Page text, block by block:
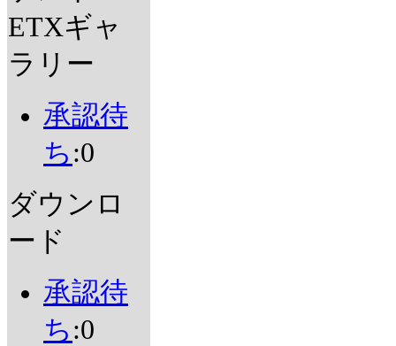
ETXギャ
ラリー
承認待
ち :0
ダウンロ
ード
承認待
ち :0